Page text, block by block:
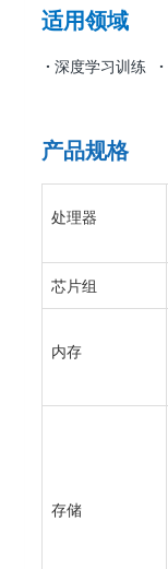
适用领域
·深度学习训练 ·
产品规格
处理器
芯片组
内存
存储